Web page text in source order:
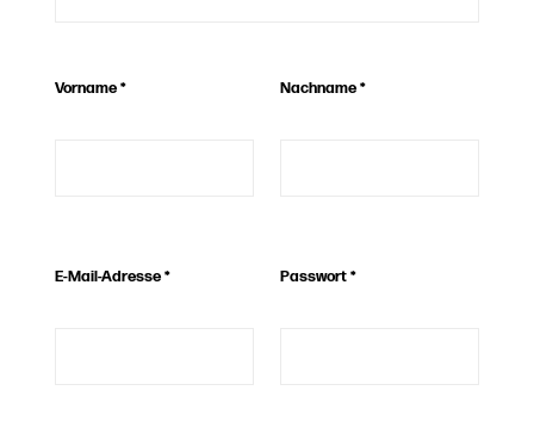
Vorname* Nachname*
E-Mail-Adresse* Passwort*